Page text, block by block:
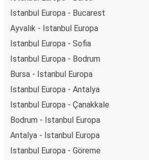
Istanbul Europa - Bucarest
Ayvalık - Istanbul Europa
Istanbul Europa - Sofia
Istanbul Europa - Bodrum
Bursa - Istanbul Europa
Istanbul Europa - Antalya
Istanbul Europa - Çanakkale
Bodrum - Istanbul Europa
Antalya - Istanbul Europa
Istanbul Europa - Göreme